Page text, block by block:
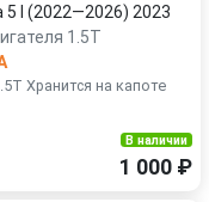
5 I (2022—2026) 2023
1.5T
Хранится на капоте
В наличии
1 000 ₽